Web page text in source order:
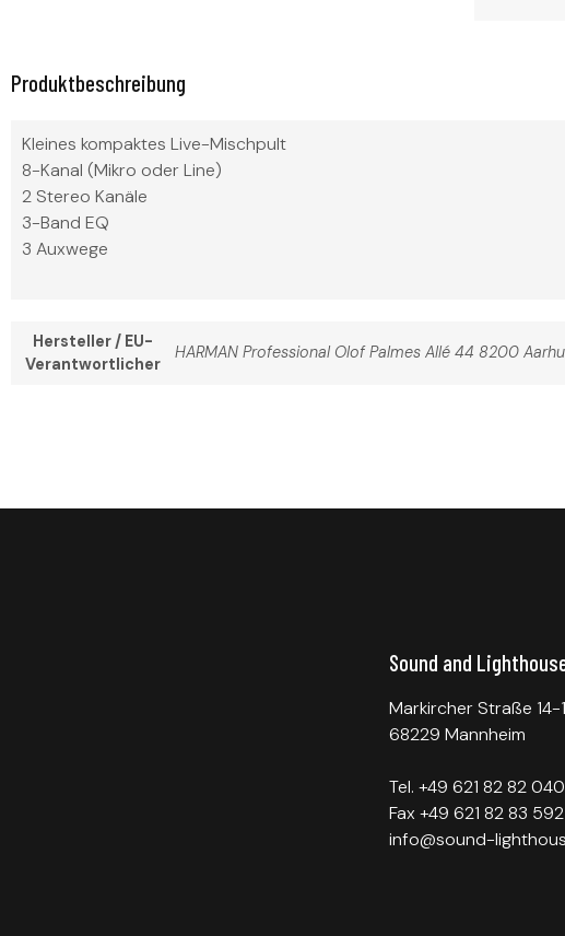
Produktbeschreibung
Kleines kompaktes Live-Mischpult
8-Kanal (Mikro oder Line)
2 Stereo Kanäle
3-Band EQ
3 Auxwege
Hersteller / EU-
Verantwortlicher
HARMAN Professional Olof Palmes Allé 44 8200
Sound and
Markircher Straße 14-
68229 Mannheim
Tel. +49 621 82 82 040
Fax +49 621 82 83 592
info@sound-